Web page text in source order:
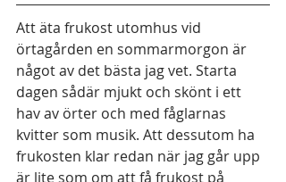
Att äta frukost utomhus vid
örtagården en sommarmorgon är
något av det bästa jag vet. Starta
dagen sådär mjukt och skönt i ett
hav av örter och med fåglarnas
kvitter som musik. Att dessutom ha
frukosten klar redan när jag går upp
är lite som om att få frukost på